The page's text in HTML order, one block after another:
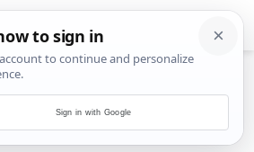
Sign in with Google